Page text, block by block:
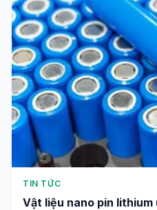
TIN TỨC
Vật liệu nano pin